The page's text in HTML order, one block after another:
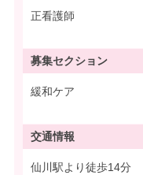
正看護師
募集セクション
緩和ケア
交通情報
仙川駅より徒歩14分